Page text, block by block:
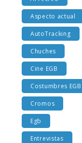
Al recreo
Aspecto actual
AutoTracking
Chuches
Cine EGB
Costumbres EGB
Cromos
Egb